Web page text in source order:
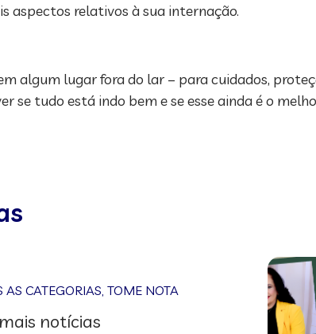
aspectos relativos à sua internação.
algum lugar fora do lar – para cuidados,
se tudo está indo bem e se esse ainda é o
AS CATEGORIAS,TOME NOTA
notícias